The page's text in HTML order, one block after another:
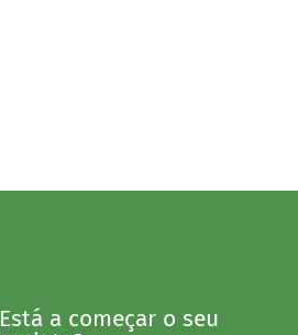
Está a começar o seu